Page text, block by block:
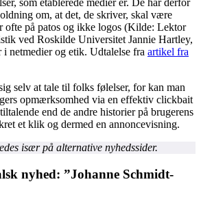
som etablerede medier er. De har derfor
om, at det, de skriver, skal være
ofte på patos og ikke logos (Kilde: Lektor
ved Roskilde Universitet Jannie Hartley,
i netmedier og etik. Udtalelse fra artikel fra
selv at tale til folks følelser, for kan man
opmærksomhed via en effektiv clickbait
end de andre historier på brugerens
et klik og dermed en annoncevisning.
især på alternative nyhedssider.
nyhed: ”Johanne Schmidt-